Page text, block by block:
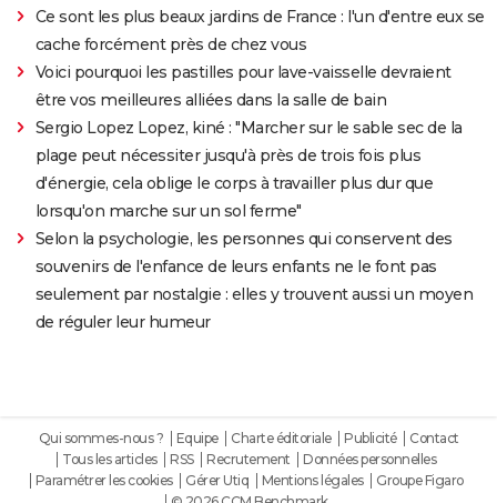
Ce sont les plus beaux jardins de France : l'un d'entre eux se
cache forcément près de chez vous
Voici pourquoi les pastilles pour lave-vaisselle devraient
être vos meilleures alliées dans la salle de bain
Sergio Lopez Lopez, kiné : "Marcher sur le sable sec de la
plage peut nécessiter jusqu'à près de trois fois plus
d'énergie, cela oblige le corps à travailler plus dur que
lorsqu'on marche sur un sol ferme"
Selon la psychologie, les personnes qui conservent des
souvenirs de l'enfance de leurs enfants ne le font pas
seulement par nostalgie : elles y trouvent aussi un moyen
de réguler leur humeur
Qui sommes-nous ? Equipe Charte éditoriale Publicité
Contact
Tous les articles
RSS Recrutement
Données personnelles
Paramétrer les cookies
Gérer Utiq Mentions légales
Groupe Figaro